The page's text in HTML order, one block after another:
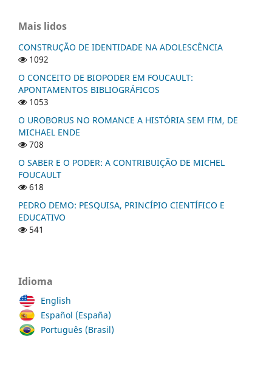
Mais lidos
CONSTRUÇÃO DE IDENTIDADE NA ADOLESCÊNCIA
1092
O CONCEITO DE BIOPODER EM FOUCAULT:
APONTAMENTOS BIBLIOGRÁFICOS
1053
O UROBORUS NO ROMANCE A HISTÓRIA SEM FIM, DE
MICHAEL ENDE
708
O SABER E O PODER: A CONTRIBUIÇÃO DE MICHEL
FOUCAULT
618
PEDRO DEMO: PESQUISA, PRINCÍPIO CIENTÍFICO E
EDUCATIVO
541
Idioma
English
Español (España)
Português (Brasil)